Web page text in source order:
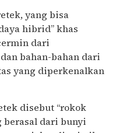
yang bisa
hibrid” khas
dari
bahan-bahan dari
yang diperkenalkan
disebut “rokok
berasal dari bunyi